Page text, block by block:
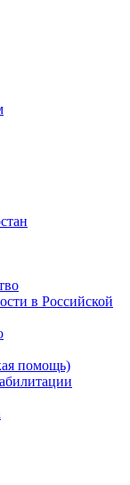
в Российской
помощь)